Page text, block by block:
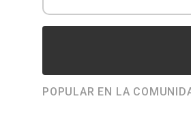
POPULAR EN LA